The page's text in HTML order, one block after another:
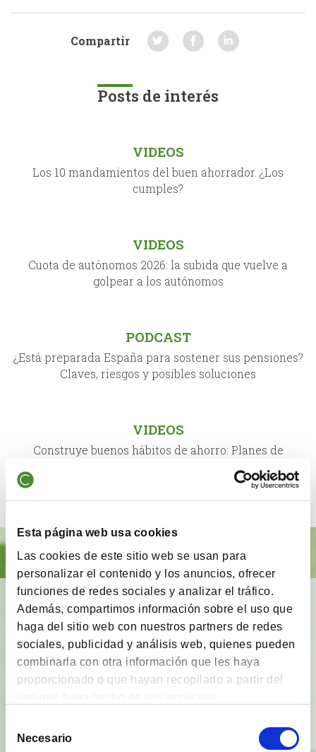
Esta página web usa cookies
Las cookies de este sitio web se usan para
personalizar el contenido y los anuncios, ofrecer
funciones de redes sociales y analizar el tráfico.
Además, compartimos información sobre el uso que
haga del sitio web con nuestros partners de redes
sociales, publicidad y análisis web, quienes pueden
combinarla con otra información que les haya
proporcionado o que hayan recopilado a partir del
deNecesario
Compartir
Posts de interés
VIDEOS
Los 10 mandamientos del buen ahorrador. ¿Los
cumples?
VIDEOS
Cuota de autónomos 2026: la subida que vuelve a
golpear a los autónomos
PODCAST
¿Está preparada España para sostener sus pensiones?
Claves, riesgos y posibles soluciones
VIDEOS
Construye buenos hábitos de ahorro: Planes de
BrainVestor: Psicología financiera
App gratuita que tiene como finalidadacompañar
a los inversoresen sus distintas etapas de
inversión y proporcionarles herramientas y
técnicas del campo de lapsicología financiera.